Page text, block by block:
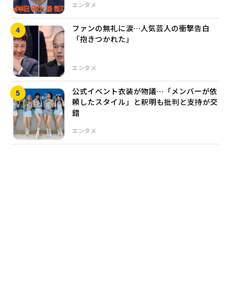
エンタメ
エンタメ
ファンの無礼に涙…人気芸人の衝撃告白
「抱きつかれた」
エンタメ
公式イベント衣装が物議…「メンバーが依
頼したスタイル」と釈明も批判と支持が交
錯